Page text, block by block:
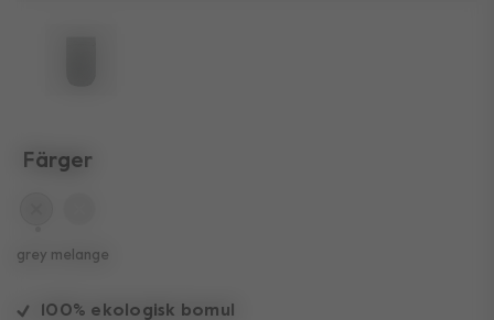
100% ekologisk bomul
Färger
vald
grey melange